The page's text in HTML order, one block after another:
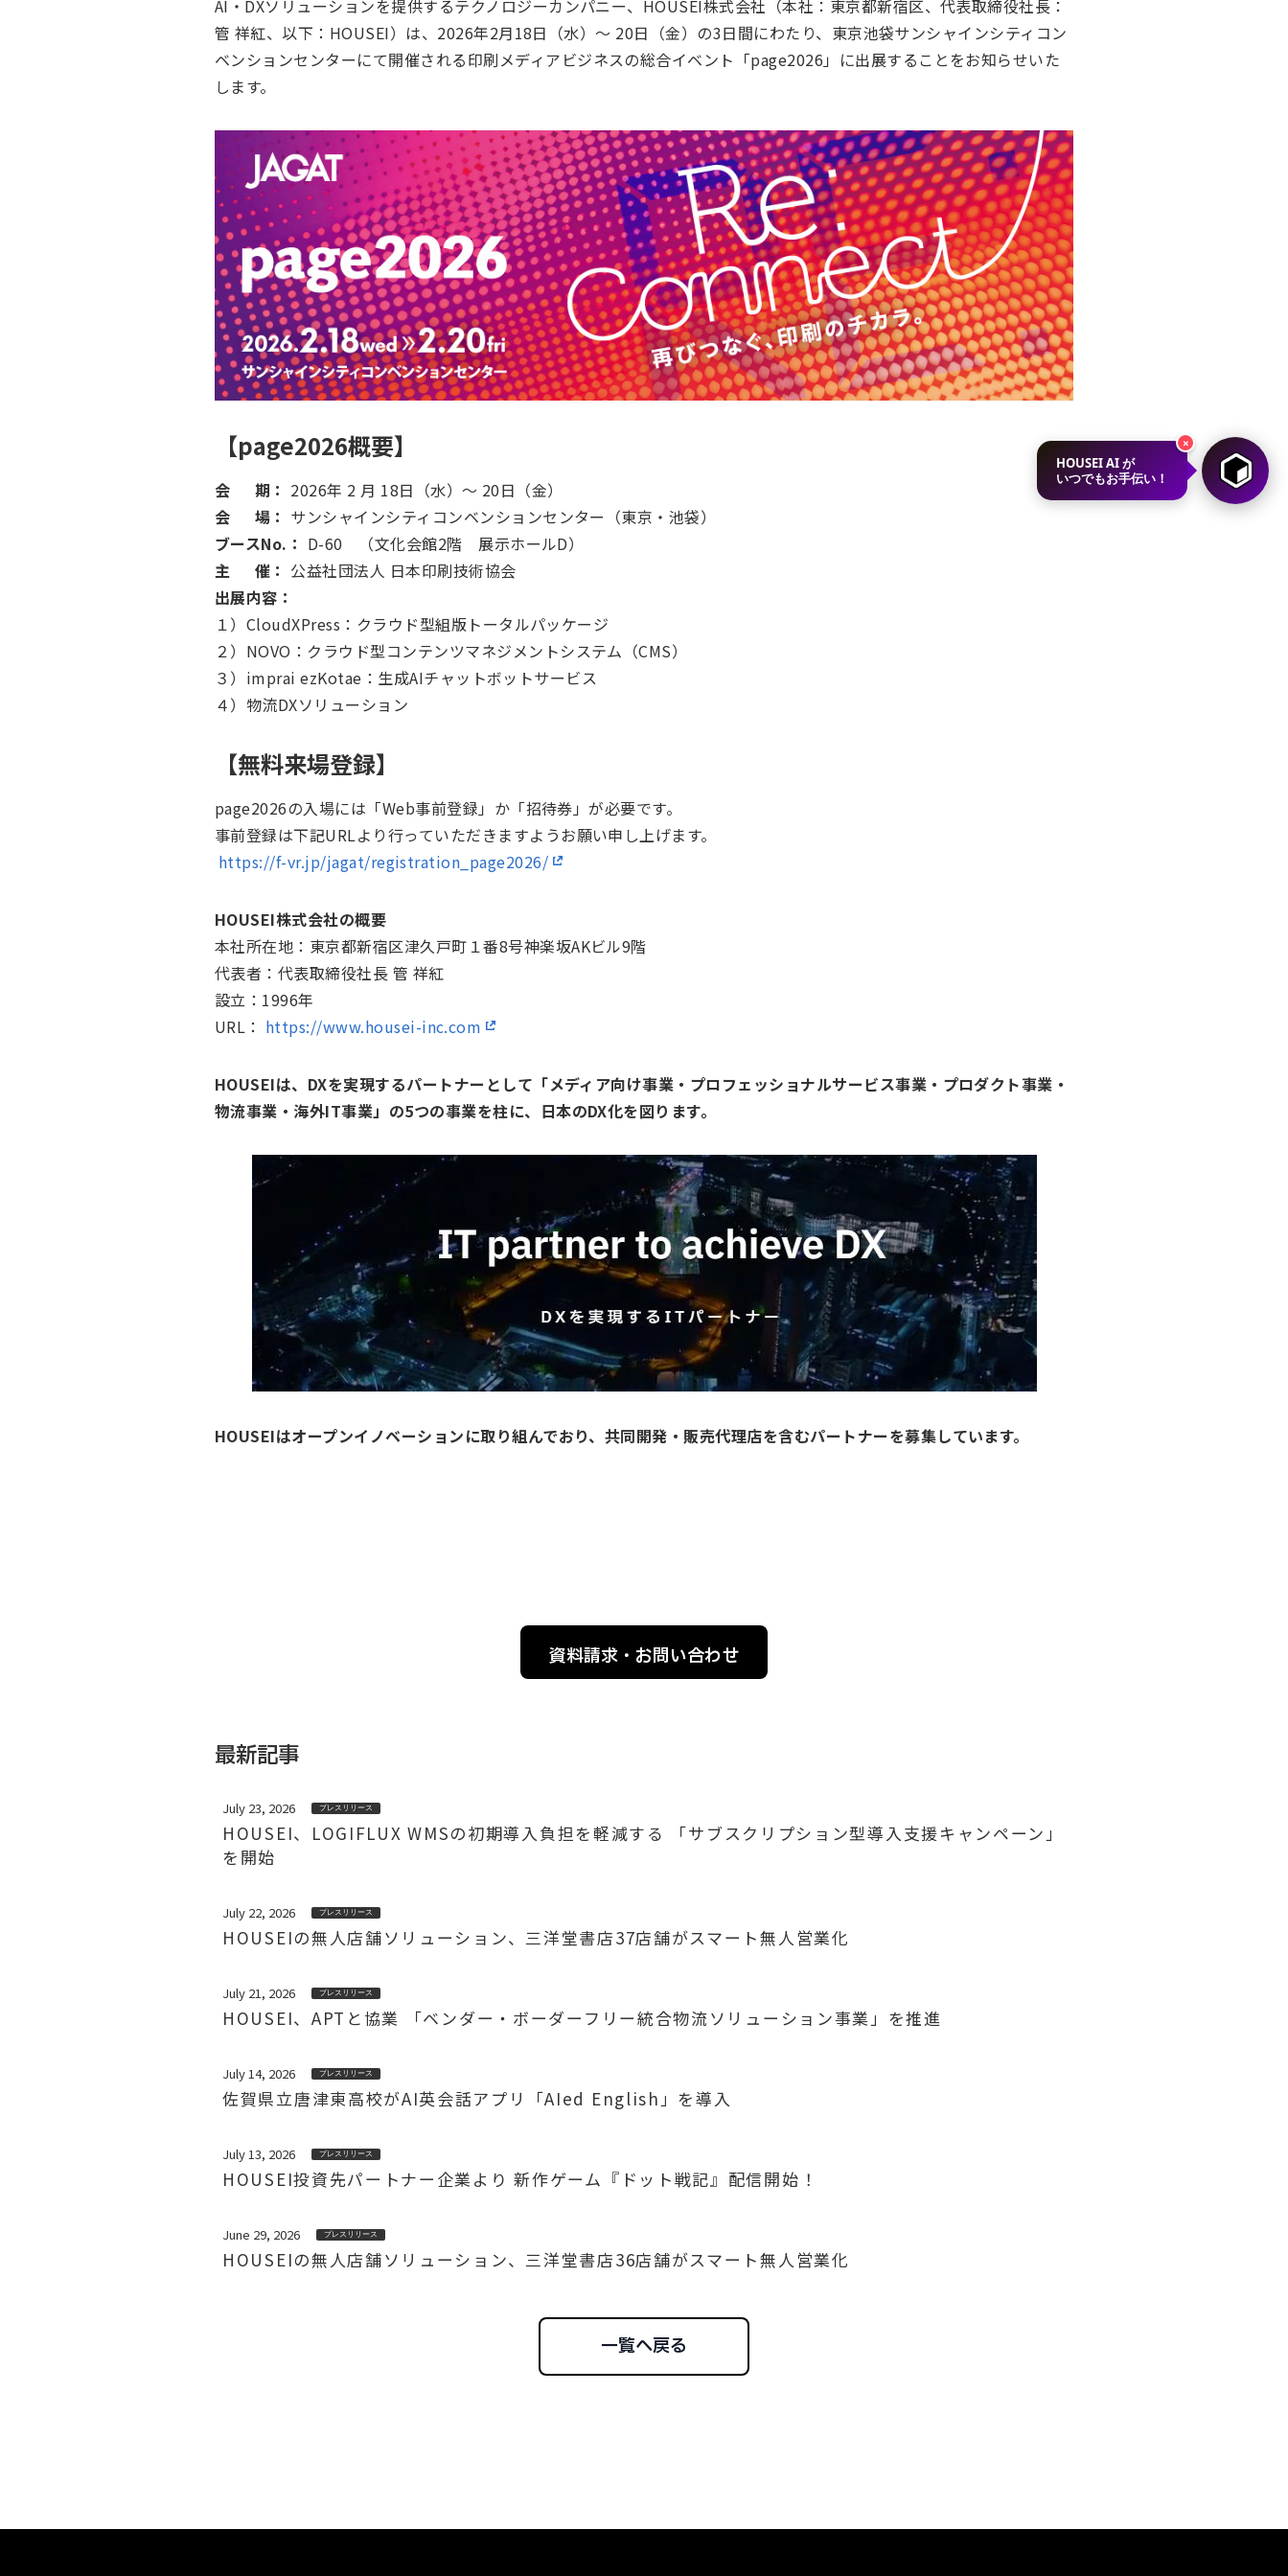
AI・DXソリューションを提供するテクノロジーカンパニー、HOUSEI株式会社（本社：東京都新宿区、代表取締役社長：
管 祥紅、以下：HOUSEI）は、2026年2月18日（水）～ 20日（金）の3日間にわたり、東京池袋サンシャインシティコン
ベンションセンターにて開催される印刷メディアビジネスの総合イベント「page2026」に出展することをお知らせいた
します。
【page2026概要】
会 期： 2026年 2 月 18日（水）～ 20日（金）
会 場： サンシャインシティコンベンションセンター（東京・池袋）
ブースNo.： D-60 （文化会館2階 展示ホールD）
主 催： 公益社団法人 日本印刷技術協会
出展内容：
１）CloudXPress：クラウド型組版トータルパッケージ
２）NOVO：クラウド型コンテンツマネジメントシステム（CMS）
３）imprai ezKotae：生成AIチャットボットサービス
４）物流DXソリューション
【無料来場登録】
page2026の入場には「Web事前登録」か「招待券」が必要です。
事前登録は下記URLより行っていただきますようお願い申し上げます。
https://f-vr.jp/jagat/registration_page2026/
HOUSEI株式会社の概要
本社所在地：東京都新宿区津久戸町１番8号神楽坂AKビル9階
代表者：代表取締役社長 管 祥紅
設立：1996年
URL： https://www.housei-inc.com
HOUSEIは、DXを実現するパートナーとして「メディア向け事業・プロフェッショナルサービス事業・プロダクト事業・
物流事業・海外IT事業」の5つの事業を柱に、日本のDX化を図ります。
HOUSEIはオープンイノベーションに取り組んでおり、共同開発・販売代理店を含むパートナーを募集しています。
資料請求・お問い合わせ
最新記事
July 23, 2026 プレスリリース
HOUSEI、LOGIFLUX WMSの初期導入負担を軽減する 「サブスクリプション型導入支援キャンペーン」
を開始
July 22, 2026 プレスリリース
HOUSEIの無人店舗ソリューション、三洋堂書店37店舗がスマート無人営業化
July 21, 2026 プレスリリース
HOUSEI、APTと協業 「ベンダー・ボーダーフリー統合物流ソリューション事業」を推進
July 14, 2026 プレスリリース
佐賀県立唐津東高校がAI英会話アプリ「AIed English」を導入
July 13, 2026 プレスリリース
HOUSEI投資先パートナー企業より 新作ゲーム『ドット戦記』配信開始！
June 29, 2026 プレスリリース
HOUSEIの無人店舗ソリューション、三洋堂書店36店舗がスマート無人営業化
一覧へ戻る
HOUSEI AI が
いつでもお手伝い！
×